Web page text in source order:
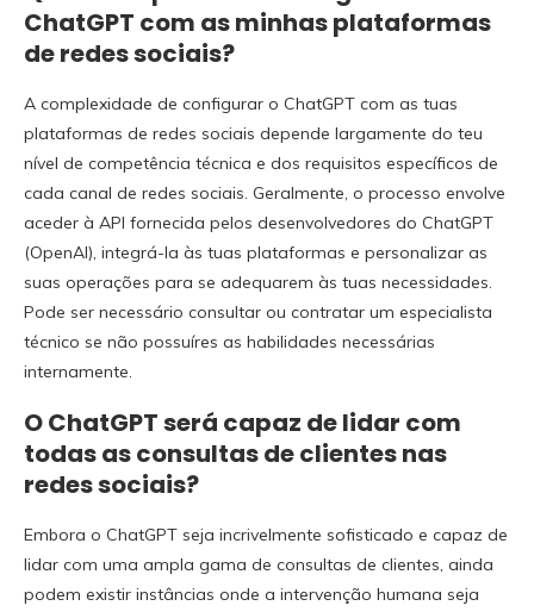
ChatGPT com as minhas plataformas
de redes sociais?
A complexidade de configurar o ChatGPT com as tuas
plataformas de redes sociais depende largamente do teu
nível de competência técnica e dos requisitos específicos de
cada canal de redes sociais. Geralmente, o processo envolve
aceder à API fornecida pelos desenvolvedores do ChatGPT
(OpenAI), integrá-la às tuas plataformas e personalizar as
suas operações para se adequarem às tuas necessidades.
Pode ser necessário consultar ou contratar um especialista
técnico se não possuíres as habilidades necessárias
internamente.
O ChatGPT será capaz de lidar com
todas as consultas de clientes nas
redes sociais?
Embora o ChatGPT seja incrivelmente sofisticado e capaz de
lidar com uma ampla gama de consultas de clientes, ainda
podem existir instâncias onde a intervenção humana seja